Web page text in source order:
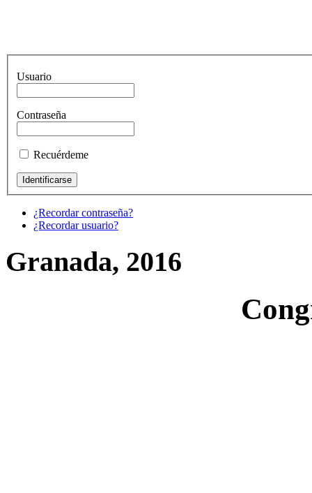
Usuario
Contraseña
Recuérdeme
¿Recordar contraseña?
¿Recordar usuario?
Granada, 2016